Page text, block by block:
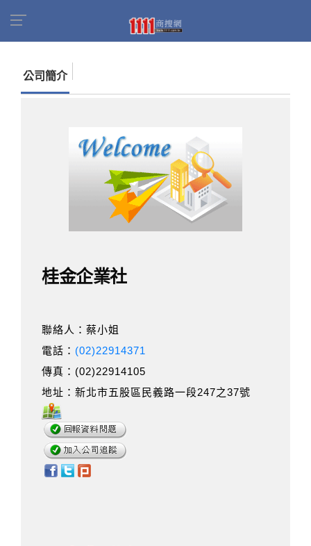
公司簡介
桂金企業社
聯絡人：蔡小姐
電話： (02)22914371
傳真：(02)22914105
地址：新北市五股區民義路一段247之37號